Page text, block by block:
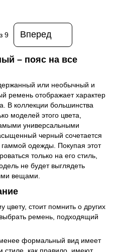
9 Вперед
– пояс на все
или необычный и
ремень отображает характер
В коллекции большинства
моделей этого цвета,
универсальными
черный сочетается
гаммой одежды. Покупая этот
только на его стиль,
не будет выглядеть
вещами.
цвету, стоит помнить о других
ремень, подходящий
формальный вид имеет
стиле, как правило, имеют